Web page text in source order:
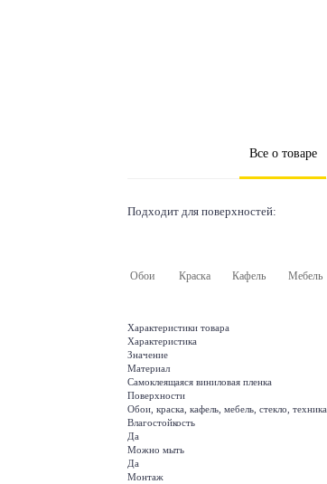
Все о товаре
Подходит для поверхностей:
Обои Краска Кафель Мебель
Характеристики товара
Характеристика
Значение
Материал
Самоклеящаяся виниловая пленка
Поверхности
Обои, краска, кафель, мебель, стекло, техника
Влагостойкость
Да
Можно мыть
Да
Монтаж